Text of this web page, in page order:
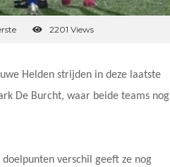
2201 Views
Helden strijden in deze laatste
De Burcht, waar beide teams nog
verschil geeft ze nog